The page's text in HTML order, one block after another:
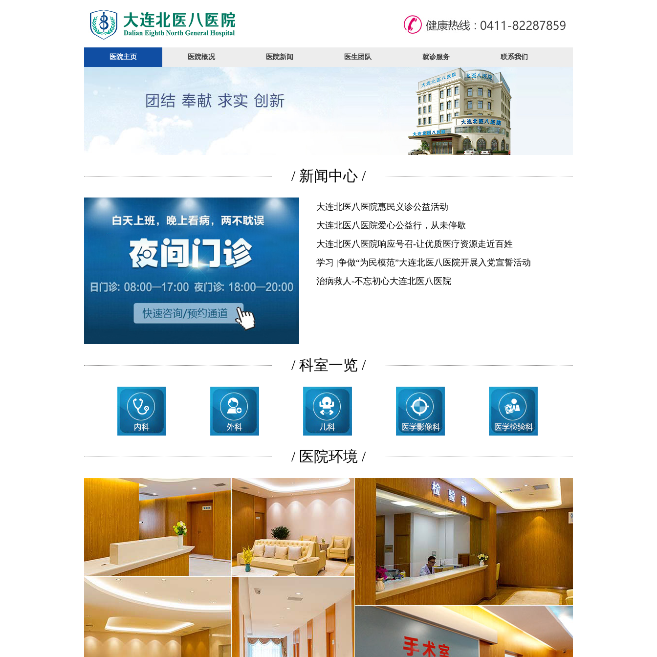
医院主页 医院概况 医院新闻 医生团队 就诊服务 联系我们
/ 新闻中心 /
大连北医八医院惠民义诊公益活动
大连北医八医院爱心公益行，从未停歇
大连北医八医院响应号召-让优质医疗资源走近百姓
学习 |争做“为民模范”大连北医八医院开展入党宣誓活动
治病救人-不忘初心大连北医八医院
/ 科室一览 /
/ 医院环境 /